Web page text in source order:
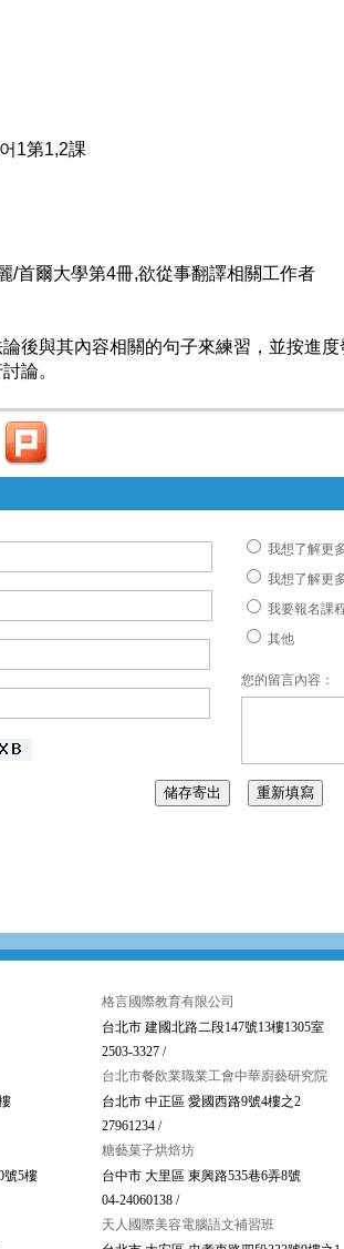
1第1,2課
/首爾大學第4冊,欲從事翻譯相關工作者
後與其內容相關的句子來練習，並按進
論。
我想了解更
我想了解更
我要報名課
其他
您的留言內容：
格言國際教育有限公司
台北市 建國北路二段147號13樓1305室
2503-3327 /
台北市餐飲業職業工會中華廚藝研究院
台北市 中正區 愛國西路9號4樓之2
27961234 /
號5樓
糖藝菓子烘焙坊
台中市 大里區 東興路535巷6弄8號
04-24060138 /
天人國際美容電腦語文補習班